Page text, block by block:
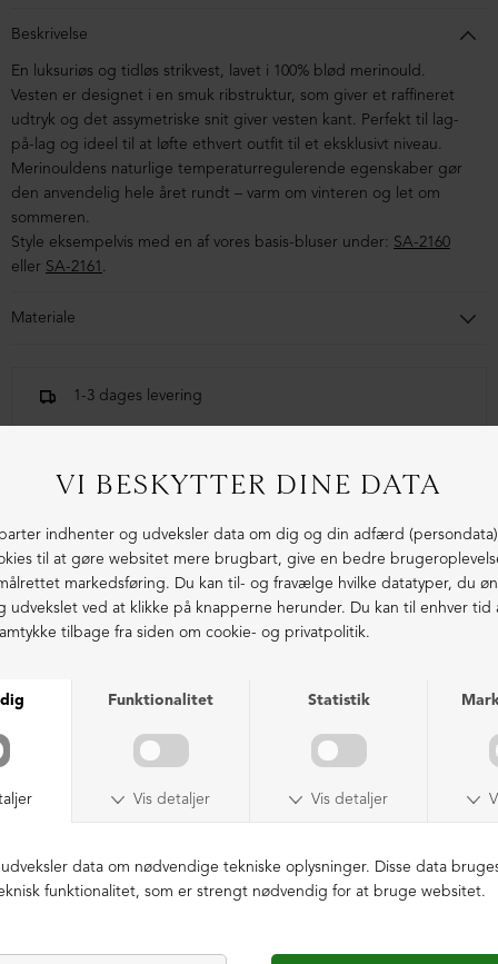
Beskrivelse
En luksuriøs og tidløs strikvest, lavet i 100% blød merinould.
Vesten er designet i en smuk ribstruktur, som giver et raffineret
udtryk og det assymetriske snit giver vesten kant. Perfekt til lag-
på-lag og ideel til at løfte ethvert outfit til et eksklusivt niveau.
Merinouldens naturlige temperaturregulerende egenskaber gør
den anvendelig hele året rundt – varm om vinteren og let om
sommeren.
Style eksempelvis med en af vores basis-bluser under: SA-2160
eller SA-2161 .
Materiale
1-3 dages levering
LIGNENDE PRODUKTER